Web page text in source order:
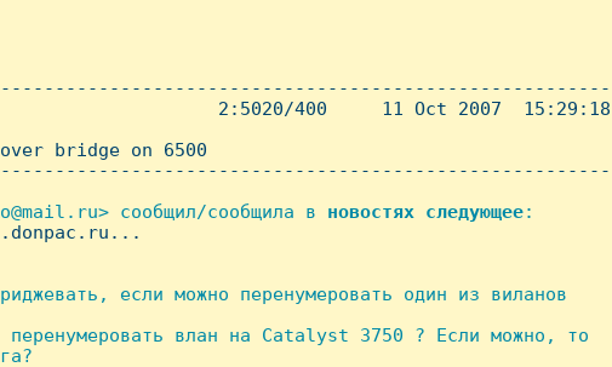
2:5020/400     11 Oct 2007  15:29:18
bridge on 6500
сообщил/сообщила в новостях следующее:
если можно перенумеровать один из виланов
влан на Catalyst 3750 ? Если можно, то